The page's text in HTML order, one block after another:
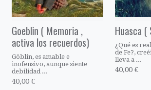
Goeblin ( Memoria ,
activa los recuerdos)
Göblin, es amable e
inofensivo, aunque siente
debilidad ...
40,00 €
Huasca (
¿Qué es
de Fe?,
lleva a ...
40,00 €